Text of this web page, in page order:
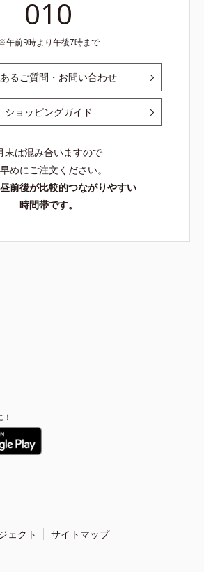
010
午前9時より午後7時まで
るご質問・お問い合わせ
ショッピングガイド
末は混み合いますので
めにご注文ください。
前後が比較的つながりやすい
時間帯です。
ェクト サイトマップ